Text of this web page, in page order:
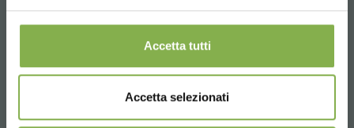
Accetta tutti
Accetta selezionati
N 2 Holz erhobener Verkaufstisch. 690 x 2560 mm
N 2 Holz End Cap 2080 mm (H 550 mm)
Bewässerungsvlies für Verkaufstische inklusive